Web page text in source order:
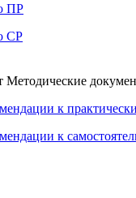
ПР
СР
Методические
к
к